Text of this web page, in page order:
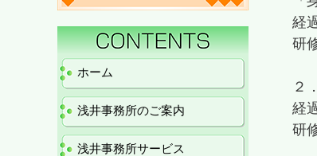
経
研
２
経
研
ホーム
浅井事務所のご案内
浅井事務所サービス